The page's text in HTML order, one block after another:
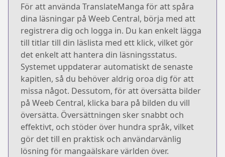
För att använda TranslateManga för att spåra
dina läsningar på Weeb Central, börja med att
registrera dig och logga in. Du kan enkelt lägga
till titlar till din läslista med ett klick, vilket gör
det enkelt att hantera din läsningsstatus.
Systemet uppdaterar automatiskt de senaste
kapitlen, så du behöver aldrig oroa dig för att
missa något. Dessutom, för att översätta bilder
på Weeb Central, klicka bara på bilden du vill
översätta. Översättningen sker snabbt och
effektivt, och stöder över hundra språk, vilket
gör det till en praktisk och användarvänlig
lösning för mangaälskare världen över.